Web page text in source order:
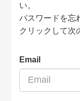
い。
パスワードを忘
クリックして次
Email